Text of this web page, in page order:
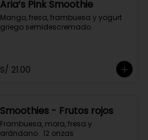
Aria’s Pink Smoothie
Mango, fresa, frambuesa y yogurt
griego semidescremado.
S/ 21.00
Smoothies - Frutos rojos
Frambuesa, mora, fresa y
arándano.  12 onzas